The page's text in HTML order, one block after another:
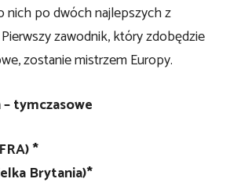
nich po dwóch najlepszych z
zawodnik, który zdobędzie
zostanie mistrzem Europy.
tymczasowe
*
Brytania)*